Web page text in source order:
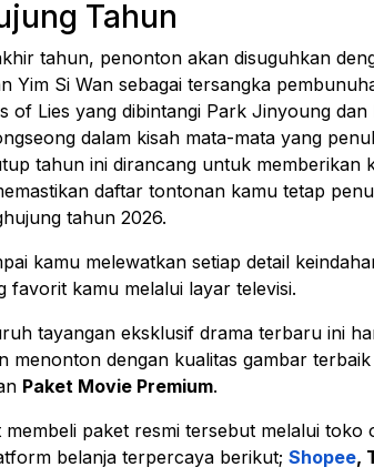
Tahun
tahun, penonton akan disuguhkan
Yim Si Wan sebagai tersangka
of Lies yang dibintangi Park Jinyoung
dalam kisah mata-mata yang
tahun ini dirancang untuk memberikan
daftar tontonan kamu tetap
tahun 2026.
kamu melewatkan setiap detail
favorit kamu melalui layar televisi.
tayangan eksklusif drama terbaru ini
menonton dengan kualitas gambar
Paket Movie Premium.
membeli paket resmi tersebut melalui toko
belanja terpercaya berikut; Shopee,